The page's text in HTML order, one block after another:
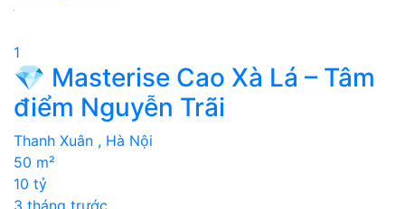
1
💎 Masterise Cao Xà Lá – Tâm
điểm Nguyễn Trãi
Thanh Xuân , Hà Nội
50 m²
10 tỷ
3 tháng trước